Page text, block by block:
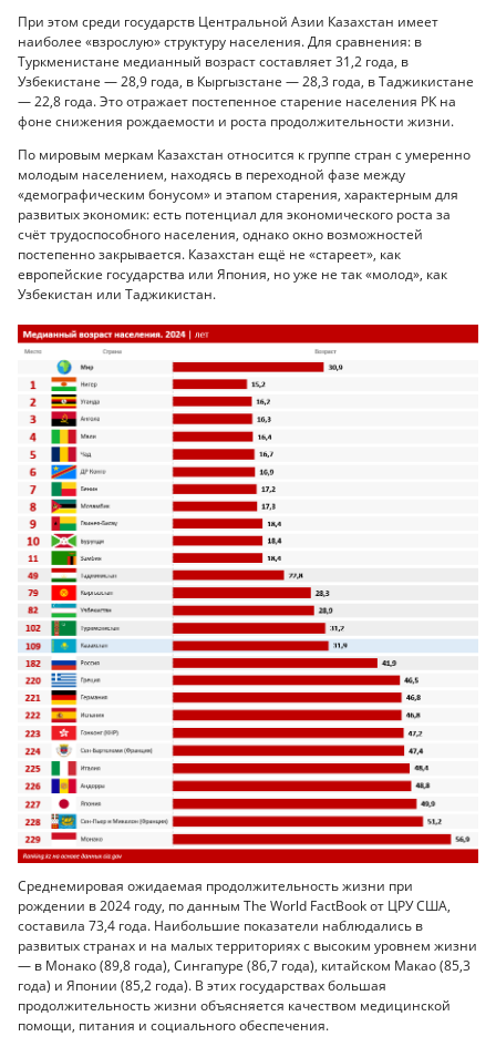
При этом среди государств Центральной Азии Казахстан имеет
наиболее «взрослую» структуру населения. Для сравнения: в
Туркменистане медианный возраст составляет 31,2 года, в
Узбекистане — 28,9 года, в Кыргызстане — 28,3 года, в Таджикистане
— 22,8 года. Это отражает постепенное старение населения РК на
фоне снижения рождаемости и роста продолжительности жизни.
По мировым меркам Казахстан относится к группе стран с умеренно
молодым населением, находясь в переходной фазе между
«демографическим бонусом» и этапом старения, характерным для
развитых экономик: есть потенциал для экономического роста за
счёт трудоспособного населения, однако окно возможностей
постепенно закрывается. Казахстан ещё не «стареет», как
европейские государства или Япония, но уже не так «молод», как
Узбекистан или Таджикистан.
Среднемировая ожидаемая продолжительность жизни при
рождении в 2024 году, по данным The World FactBook от ЦРУ США,
составила 73,4 года. Наибольшие показатели наблюдались в
развитых странах и на малых территориях с высоким уровнем жизни
— в Монако (89,8 года), Сингапуре (86,7 года), китайском Макао (85,3
года) и Японии (85,2 года). В этих государствах большая
продолжительность жизни объясняется качеством медицинской
помощи, питания и социального обеспечения.